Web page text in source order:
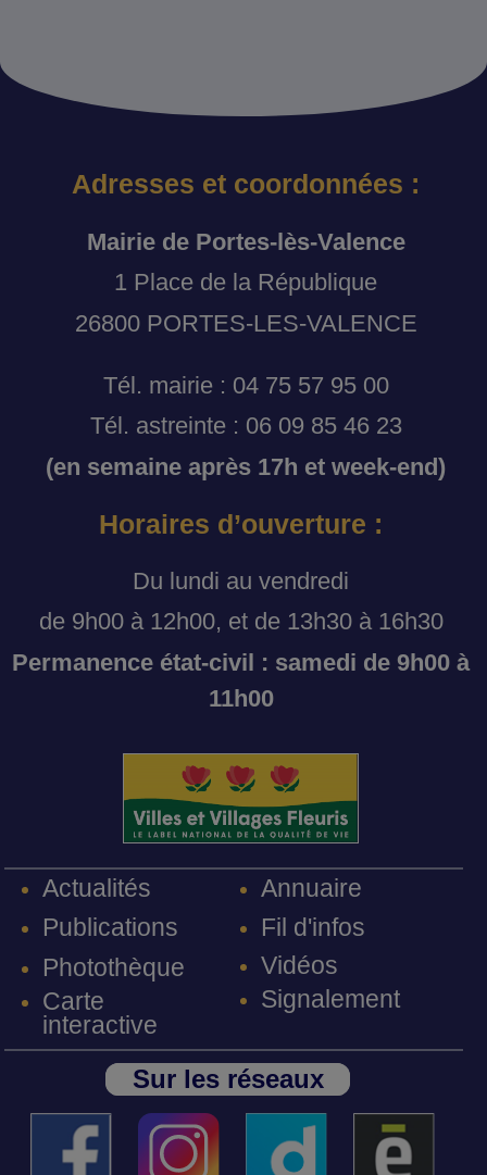
Adresses et coordonnées :
Mairie de Portes-lès-Valence
1 Place de la République
26800 PORTES-LES-VALENCE
Tél. mairie : 04 75 57 95 00
Tél. astreinte : 06 09 85 46 23
(en semaine après 17h et week-end)
Horaires d’ouverture :
Du lundi au vendredi
de 9h00 à 12h00, et de 13h30 à 16h30
Permanence état-civil : samedi de 9h00 à
11h00
Actualités
Publications
Photothèque
Carte
interactive
Annuaire
Fil d'infos
Vidéos
Signalement
Sur les réseaux